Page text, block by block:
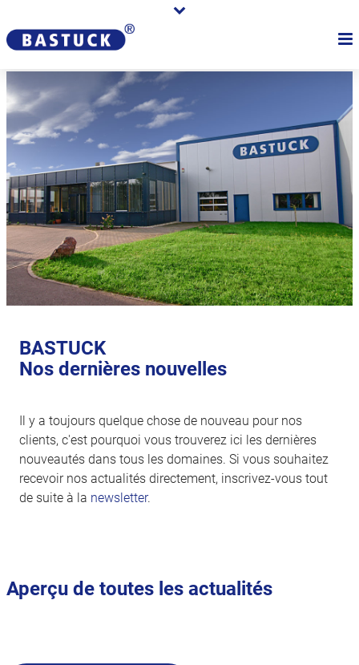
BASTUCK
Nos dernières nouvelles
Il y a toujours quelque chose de nouveau pour nos
clients, c'est pourquoi vous trouverez ici les dernières
nouveautés dans tous les domaines. Si vous souhaitez
recevoir nos actualités directement, inscrivez-vous tout
de suite à la newsletter.
Aperçu de toutes les actualités